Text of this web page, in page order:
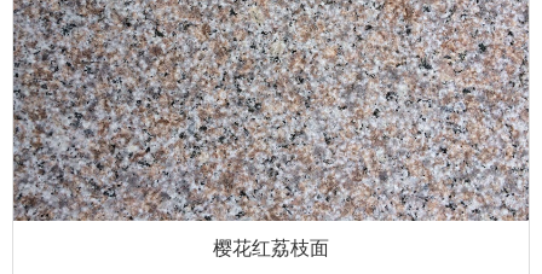
樱花红荔枝面